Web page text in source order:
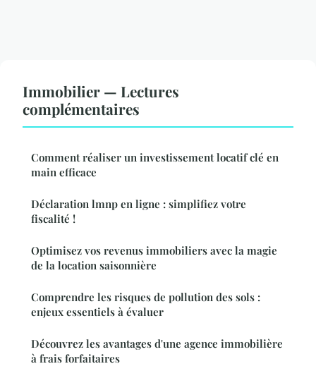
Immobilier — Lectures
complémentaires
Comment réaliser un investissement locatif clé en
main efficace
Déclaration lmnp en ligne : simplifiez votre
fiscalité !
Optimisez vos revenus immobiliers avec la magie
de la location saisonnière
Comprendre les risques de pollution des sols :
enjeux essentiels à évaluer
Découvrez les avantages d'une agence immobilière
à frais forfaitaires